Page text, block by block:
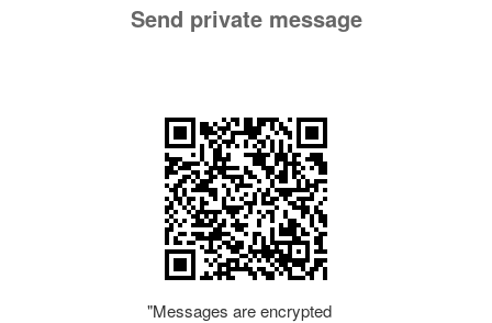
Send private message
"Messages are encrypted